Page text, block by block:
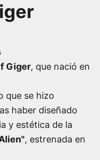
Giger, que nació en
que se hizo
haber diseñado
y estética de la
, estrenada en